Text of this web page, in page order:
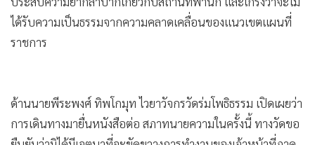
ได้รับความเป็นธรรมจากความคลาดเคลื่อนของแนวเขตแผนที่
ราชการ
ด้านนายพีระพงศ์ ทิพโกมุท ไวยาวัจกรวัดร่มโพธิธรรม เปิดเผยว่า
การเดินทางมายื่นหนังสือต่อ สภาทนายความในครั้งนี้ ทางวัดขอ
ยืนยันว่ามิได้มีเจตนาที่จะขัดขวางการทำงานของเจ้าหน้าที่ภาค